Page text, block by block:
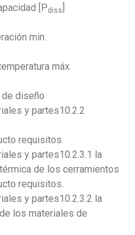
[Pdiss
min.
máx.
de diseño
y partes10.2.2
requisitos.
y partes10.2.3.1 la
de los cerramientos
requisitos.
y partes10.2.3.2 la
los materiales de